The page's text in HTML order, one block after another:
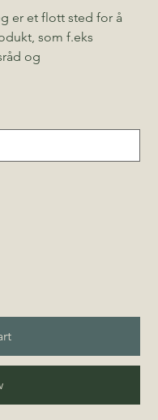
er et flott sted for å
som f.eks
og